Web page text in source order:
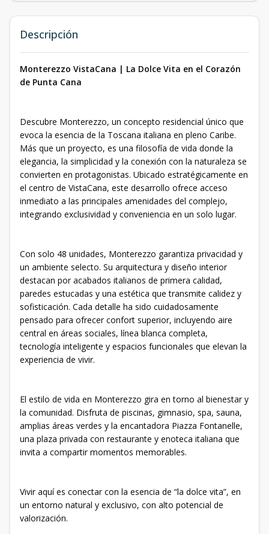
Descripción
Monterezzo VistaCana | La Dolce Vita en el Corazón
de Punta Cana
Descubre Monterezzo, un concepto residencial único que
evoca la esencia de la Toscana italiana en pleno Caribe.
Más que un proyecto, es una filosofía de vida donde la
elegancia, la simplicidad y la conexión con la naturaleza se
convierten en protagonistas. Ubicado estratégicamente en
el centro de VistaCana, este desarrollo ofrece acceso
inmediato a las principales amenidades del complejo,
integrando exclusividad y conveniencia en un solo lugar.
Con solo 48 unidades, Monterezzo garantiza privacidad y
un ambiente selecto. Su arquitectura y diseño interior
destacan por acabados italianos de primera calidad,
paredes estucadas y una estética que transmite calidez y
sofisticación. Cada detalle ha sido cuidadosamente
pensado para ofrecer confort superior, incluyendo aire
central en áreas sociales, línea blanca completa,
tecnología inteligente y espacios funcionales que elevan la
experiencia de vivir.
El estilo de vida en Monterezzo gira en torno al bienestar y
la comunidad. Disfruta de piscinas, gimnasio, spa, sauna,
amplias áreas verdes y la encantadora Piazza Fontanelle,
una plaza privada con restaurante y enoteca italiana que
invita a compartir momentos memorables.
Vivir aquí es conectar con la esencia de “la dolce vita”, en
un entorno natural y exclusivo, con alto potencial de
valorización.